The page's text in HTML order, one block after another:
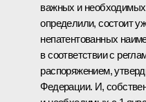
важных и
определили, состоит
непатентованных
в соответствии с
распоряжением,
Федерации. И,